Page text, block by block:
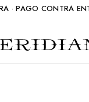
· PAGO CONTRA